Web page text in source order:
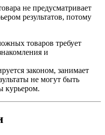
не предусматривает
результатов, потому
товаров требует
и
законом, занимает
не могут быть
курьером.